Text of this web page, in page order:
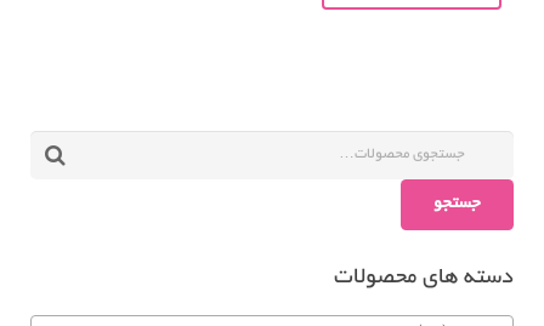
جستجو
دسته های محصولات